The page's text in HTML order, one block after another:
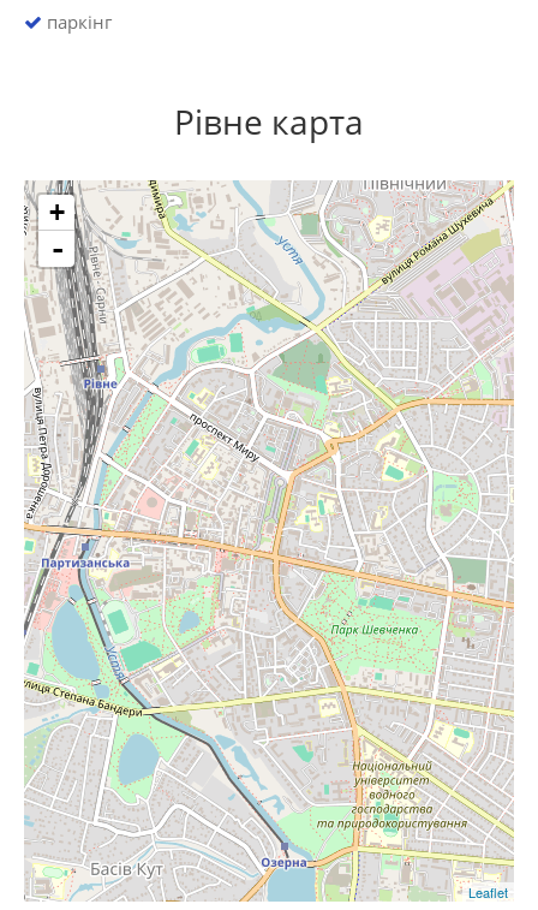
паркінг
Рівне карта
+
-
Leaflet